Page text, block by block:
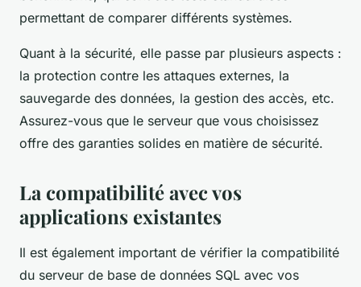
permettant de comparer différents systèmes.
Quant à la sécurité, elle passe par plusieurs aspects :
la protection contre les attaques externes, la
sauvegarde des données, la gestion des accès, etc.
Assurez-vous que le serveur que vous choisissez
offre des garanties solides en matière de sécurité.
La compatibilité avec vos
applications existantes
Il est également important de vérifier la compatibilité
du serveur de base de données SQL avec vos